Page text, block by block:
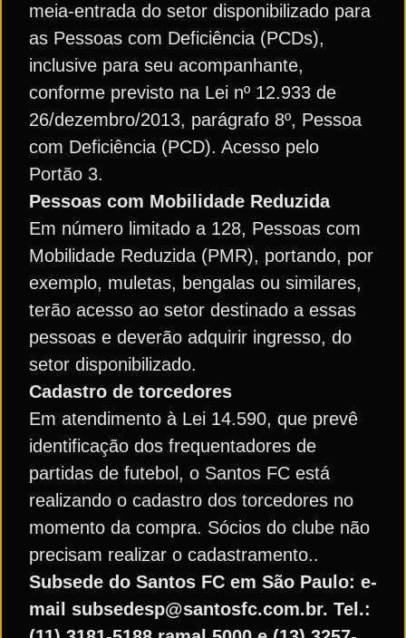
meia-entrada do setor disponibilizado para
as Pessoas com Deficiência (PCDs),
inclusive para seu acompanhante,
conforme previsto na Lei nº 12.933 de
26/dezembro/2013, parágrafo 8º, Pessoa
com Deficiência (PCD). Acesso pelo
Portão 3.
Pessoas com Mobilidade Reduzida
Em número limitado a 128, Pessoas com
Mobilidade Reduzida (PMR), portando, por
exemplo, muletas, bengalas ou similares,
terão acesso ao setor destinado a essas
pessoas e deverão adquirir ingresso, do
setor disponibilizado.
Cadastro de torcedores
Em atendimento à Lei 14.590, que prevê
identificação dos frequentadores de
partidas de futebol, o Santos FC está
realizando o cadastro dos torcedores no
momento da compra. Sócios do clube não
precisam realizar o cadastramento..
Subsede do Santos FC em São Paulo: e-
mail subsedesp@santosfc.com.br. Tel.: